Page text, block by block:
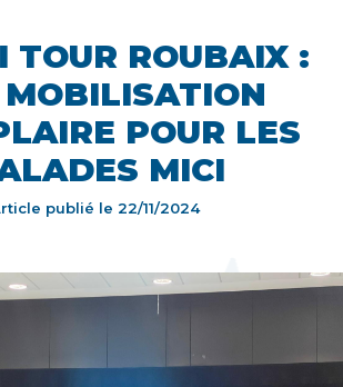
TOUR ROUBAIX :
MOBILISATION
POUR LES
MICI
publié le 22/11/2024